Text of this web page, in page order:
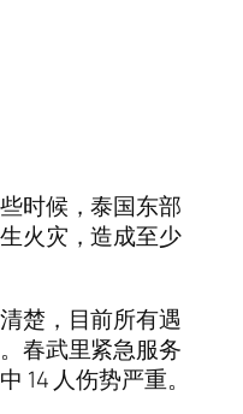
时候，泰国东部
火灾，造成至少
楚，目前所有遇
春武里紧急服务
14 人伤势严重。